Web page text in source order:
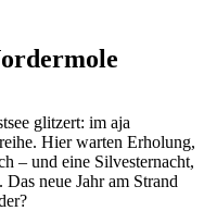
glitzert: im aja
Hier warten Erholung,
– und eine Silvesternacht,
neue Jahr am Strand